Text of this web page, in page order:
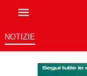
NOTIZIE